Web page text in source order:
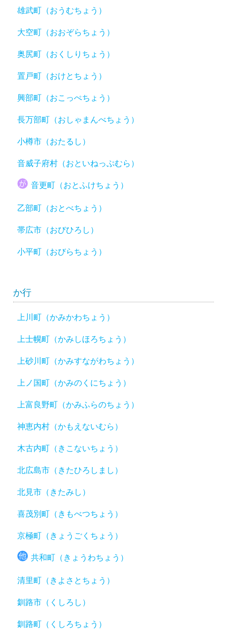
雄武町（おうむちょう）
大空町（おおぞらちょう）
奥尻町（おくしりちょう）
置戸町（おけとちょう）
興部町（おこっぺちょう）
長万部町（おしゃまんべちょう）
小樽市（おたるし）
音威子府村（おといねっぷむら）
音更町（おとふけちょう）
乙部町（おとべちょう）
帯広市（おびひろし）
小平町（おびらちょう）
か行
上川町（かみかわちょう）
上士幌町（かみしほろちょう）
上砂川町（かみすながわちょう）
上ノ国町（かみのくにちょう）
上富良野町（かみふらのちょう）
神恵内村（かもえないむら）
木古内町（きこないちょう）
北広島市（きたひろしまし）
北見市（きたみし）
喜茂別町（きもべつちょう）
京極町（きょうごくちょう）
共和町（きょうわちょう）
清里町（きよさとちょう）
釧路市（くしろし）
釧路町（くしろちょう）